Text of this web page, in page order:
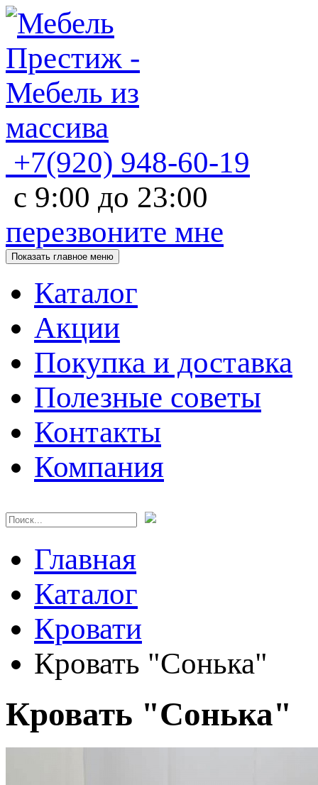
+7(920) 948-60-19
с 9:00 до 23:00
перезвоните мне
Показать главное меню
Каталог
Акции
Покупка и доставка
Полезные советы
Контакты
Компания
Главная
Каталог
Кровати
Кровать "Сонька"
Кровать "Сонька"